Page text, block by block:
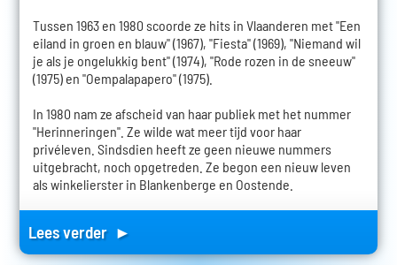
Tussen 1963 en 1980 scoorde ze hits in Vlaanderen met "Een
eiland in groen en blauw" (1967), "Fiesta" (1969), "Niemand wil
je als je ongelukkig bent" (1974), "Rode rozen in de sneeuw"
(1975) en "Oempalapapero" (1975).
In 1980 nam ze afscheid van haar publiek met het nummer
"Herinneringen". Ze wilde wat meer tijd voor haar
privéleven. Sindsdien heeft ze geen nieuwe nummers
uitgebracht, noch opgetreden. Ze begon een nieuw leven
als winkelierster in Blankenberge en Oostende.
Lees verder ►